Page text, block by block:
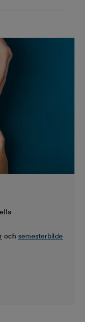
och semesterbilde